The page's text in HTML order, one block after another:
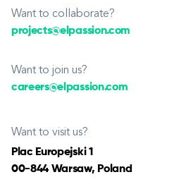
Want to collaborate?
projects@elpassion.com
Want to join us?
careers@elpassion.com
Want to visit us?
Plac Europejski 1
00-844 Warsaw, Poland